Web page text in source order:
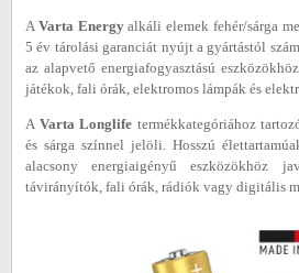
A Varta Energyalkáli elemek fehér/sárga
5 év tárolási garanciát nyújt a gyártástól
az alapvető energiafogyasztású
játékok, fali órák, elektromos lámpák és
A Varta Longlife termékkategóriához
és sárga színnel jelöli. Hosszú
alacsony energiaigényű eszközökhöz
távirányítók, fali órák, rádiók vagy digitális